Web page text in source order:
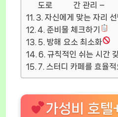
도로
간 관리 –
3. 자신에게 맞는 자리 선
4. 준비물 체크하기
5. 방해 요소 최소화
6. 규칙적인 쉬는 시간
7. 스터디 카페를 효율
가성비 호